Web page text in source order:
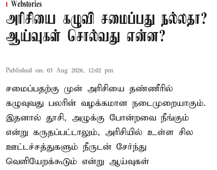
Webstories
அரிசியை கழுவி சமைப்பது நல்லதா?
ஆய்வுகள் சொல்வது என்ன?
Published on: 03 Aug 2026, 12:02 pm
சமைப்பதற்கு முன் அரிசியை தண்ணீரில்
கழுவுவது பலரின் வழக்கமான நடைமுறையாகும்.
இதனால் தூசி, அழுக்கு போன்றவை நீங்கும்
என்று கருதப்பட்டாலும், அரிசியில் உள்ள சில
ஊட்டச்சத்துகளும் நீருடன் சேர்ந்து
வெளியேறக்கூடும் என்று ஆய்வுகள்